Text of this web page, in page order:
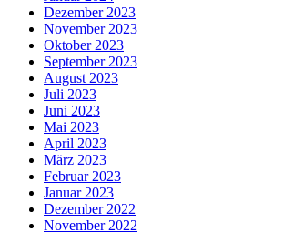
Dezember 2023
November 2023
Oktober 2023
September 2023
August 2023
Juli 2023
Juni 2023
Mai 2023
April 2023
März 2023
Februar 2023
Januar 2023
Dezember 2022
November 2022